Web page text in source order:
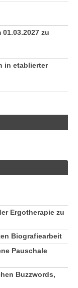
zu
in etablierter
Ergotherapie zu
Biografiearbeit
Pauschale
Buzzwords,